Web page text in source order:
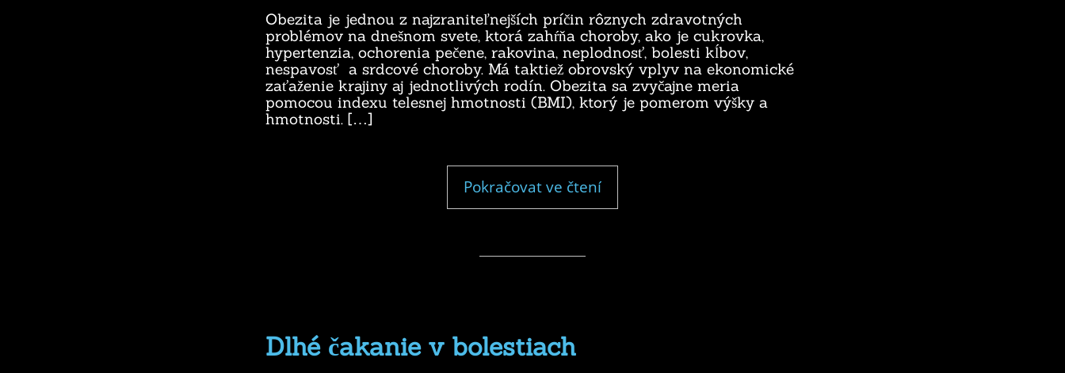
Obezita je jednou z najzraniteľnejších príčin rôznych zdravotných
problémov na dnešnom svete, ktorá zahŕňa choroby, ako je cukrovka,
hypertenzia, ochorenia pečene, rakovina, neplodnosť, bolesti kĺbov,
nespavosť a srdcové choroby. Má taktiež obrovský vplyv na ekonomické
zaťaženie krajiny aj jednotlivých rodín. Obezita sa zvyčajne meria
pomocou indexu telesnej hmotnosti (BMI), ktorý je pomerom výšky a
hmotnosti. […]
Pokračovat ve čtení"Strašiak
Dlhé čakanie v bolestiach